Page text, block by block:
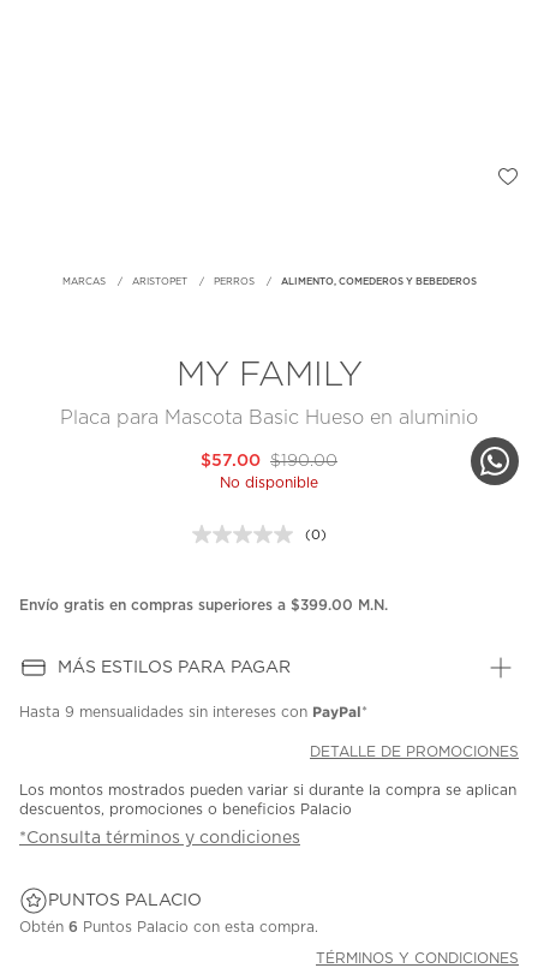
MARCAS ARISTOPET PERROS ALIMENTO, COMEDEROS Y BEBEDEROS
MY FAMILY
Placa para Mascota Basic Hueso en aluminio
$190.00
$57.00
No disponible
Sin
en
(0)
Envío gratis en compras superiores a $399.00 M.N.
MÁS ESTILOS PARA PAGAR
Hasta 9 mensualidades sin intereses con PayPal*
DETALLE DE PROMOCIONES
Los montos mostrados pueden variar si durante la compra se aplican
descuentos, promociones o beneficios Palacio
*Consulta términos y condiciones
PUNTOS PALACIO
Obtén 6 Puntos Palacio con esta compra.
TÉRMINOS Y CONDICIONES